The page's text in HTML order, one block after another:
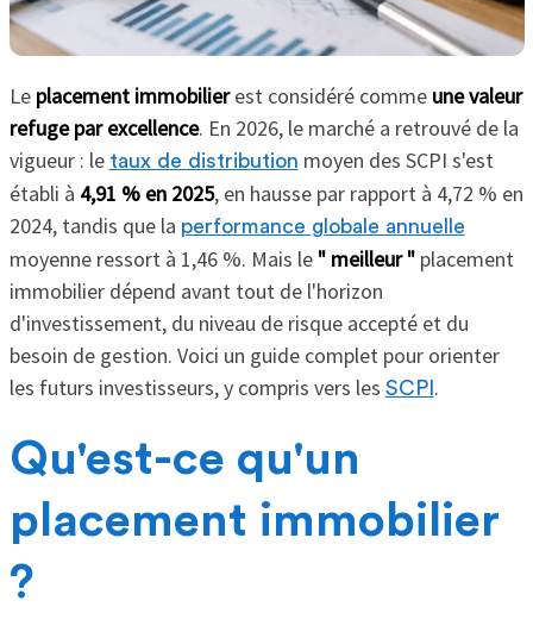
Le placement immobilierest considéré comme une valeur
refuge par excellence. En 2026, le marché a retrouvé de la
vigueur : le taux de distribution moyen des SCPI s'est
établi à 4,91 % en 2025, en hausse par rapport à 4,72 % en
2024, tandis que la performance globale annuelle
moyenne ressort à 1,46 %. Mais le " meilleur "placement
immobilier dépend avant tout de l'horizon
d'investissement, du niveau de risque accepté et du
besoin de gestion. Voici un guide complet pour orienter
les futurs investisseurs, y compris vers les SCPI .
Qu'est-ce qu'un
placement immobilier
?